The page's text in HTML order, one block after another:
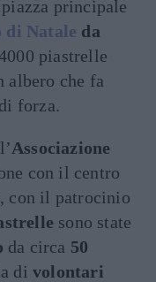
principale
di Natale da
piastrelle
albero che fa
forza.
Associazione
con il centro
, con il patrocinio
sono state
da circa 50
di volontari